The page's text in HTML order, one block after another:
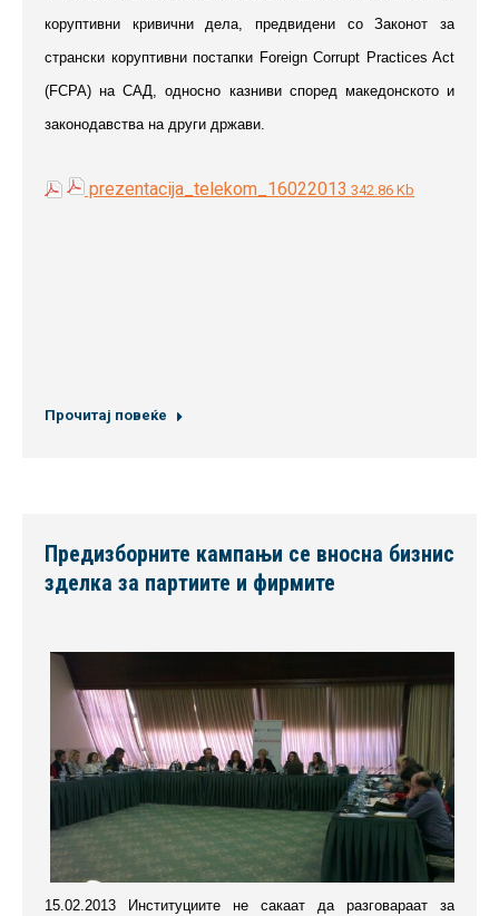
коруптивни кривични дела, предвидени со Законот за
странски коруптивни постапки Foreign Corrupt Practices Act
(FCPA) на САД, односно казниви според македонското и
законодавства на други држави.
prezentacija_telekom_16022013 342.86 Kb
Прочитај повеќе
Предизборните кампањи се вносна бизнис
зделка за партиите и фирмите
15.02.2013 Институциите не сакаат да разговараат за